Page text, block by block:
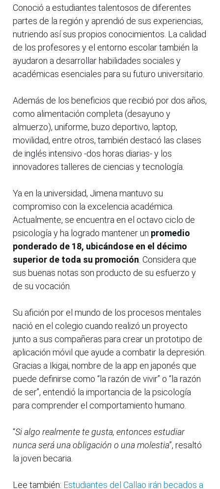
Conoció a estudiantes talentosos de diferentes
partes de la región y aprendió de sus experiencias,
nutriendo así sus propios conocimientos. La calidad
de los profesores y el entorno escolar también la
ayudaron a desarrollar habilidades sociales y
académicas esenciales para su futuro universitario.
Además de los beneficios que recibió por dos años,
como alimentación completa (desayuno y
almuerzo), uniforme, buzo deportivo, laptop,
movilidad, entre otros, también destacó las clases
de inglés intensivo -dos horas diarias- y los
innovadores talleres de ciencias y tecnología.
Ya en la universidad, Jimena mantuvo su
compromiso con la excelencia académica.
Actualmente, se encuentra en el octavo ciclo de
psicología y ha logrado mantener un promedio
ponderado de 18, ubicándose en el décimo
superior de toda su promoción . Considera que
sus buenas notas son producto de su esfuerzo y
de su vocación.
Su afición por el mundo de los procesos mentales
nació en el colegio cuando realizó un proyecto
junto a sus compañeras para crear un prototipo de
aplicación móvil que ayude a combatir la depresión.
Gracias a Ikigai, nombre de la app en japonés que
puede definirse como “la razón de vivir” o “la razón
de ser”, entendió la importancia de la psicología
para comprender el comportamiento humano.
“Si algo realmente te gusta, entonces estudiar
nunca será una obligación o una molestia”, resaltó
la joven becaria.
Lee también: Estudiantes del Callao irán becados a